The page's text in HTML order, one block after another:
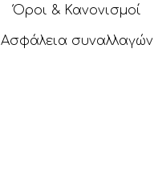
Όροι & Κανονισμοί
Ασφάλεια συναλλαγών